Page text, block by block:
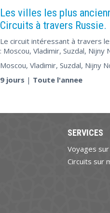
Les villes les plus
Circuits à travers Russie.
Le circuit intéressant à travers
: Moscou, Vladimir, Suzdal, Nijny
Moscou, Vladimir, Suzdal, Nijny
9 jours | Toute l'annee
SERVICES
Voyages
Circuits sur